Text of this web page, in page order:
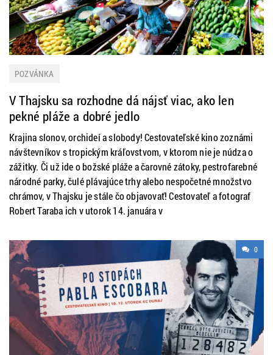
POZVÁNKA
V Thajsku sa rozhodne dá nájsť viac, ako len
pekné pláže a dobré jedlo
Krajina slonov, orchideí a slobody! Cestovateľské kino zoznámi
návštevníkov s tropickým kráľovstvom, v ktorom nie je núdza o
zážitky. Či už ide o božské pláže a čarovné zátoky, pestrofarebné
národné parky, čulé plávajúce trhy alebo nespočetné množstvo
chrámov, v Thajsku je stále čo objavovať! Cestovateľ a fotograf
Robert Taraba ich v utorok 14. januára v
0